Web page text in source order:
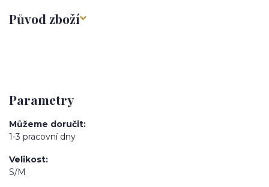
Původ zboží
Parametry
Můžeme doručit
1-3 pracovní dny
Velikost
S/M